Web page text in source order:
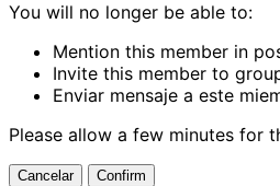
You will no longer be able to:
Mention this member in
Invite this member to
Enviar mensaje a este
Please allow a few minutes for
Confirm